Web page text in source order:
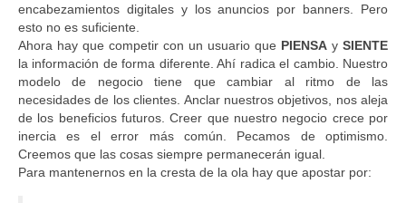
encabezamientos digitales y los anuncios por banners. Pero
esto no es suficiente.
Ahora hay que competir con un usuario que PIENSA y SIENTE
la información de forma diferente. Ahí radica el cambio. Nuestro
modelo de negocio tiene que cambiar al ritmo de las
necesidades de los clientes. Anclar nuestros objetivos, nos aleja
de los beneficios futuros. Creer que nuestro negocio crece por
inercia es el error más común. Pecamos de optimismo.
Creemos que las cosas siempre permanecerán igual.
Para mantenernos en la cresta de la ola hay que apostar por: